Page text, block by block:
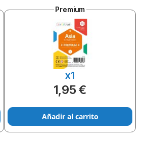
Premium
x1
1,95 €
Añadir al carrito